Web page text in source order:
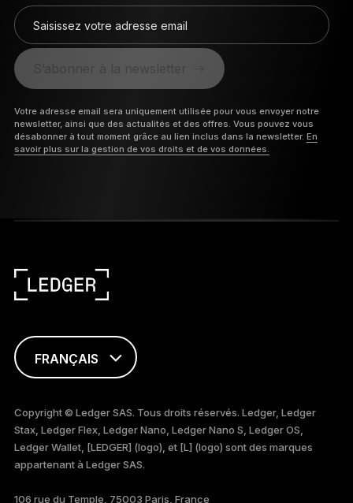
Saisissez votre adresse email
Votre adresse email sera uniquement utilisée pour vous envoyer notre
newsletter, ainsi que des actualités et des offres. Vous pouvez vous
désabonner à tout moment grâce au lien inclus dans la newsletter. En
savoir plus sur la gestion de vos droits et de vos données.
FRANÇAIS
TÜRKÇE
DEUTSCH
Copyright © Ledger SAS. Tous droits réservés. Ledger, Ledger
Stax, Ledger Flex, Ledger Nano, Ledger Nano S, Ledger OS,
Ledger Wallet, [LEDGER] (logo), et [L] (logo) sont des marques
appartenant à Ledger SAS.
106 rue du Temple, 75003 Paris, France